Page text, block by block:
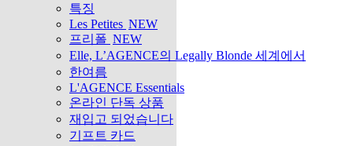
특징
Les Petites NEW
프리폴 NEW
Elle, L’AGENCE의 Legally Blonde 세계에서
한여름
L'AGENCE Essentials
온라인 단독 상품
재입고 되었습니다
기프트 카드